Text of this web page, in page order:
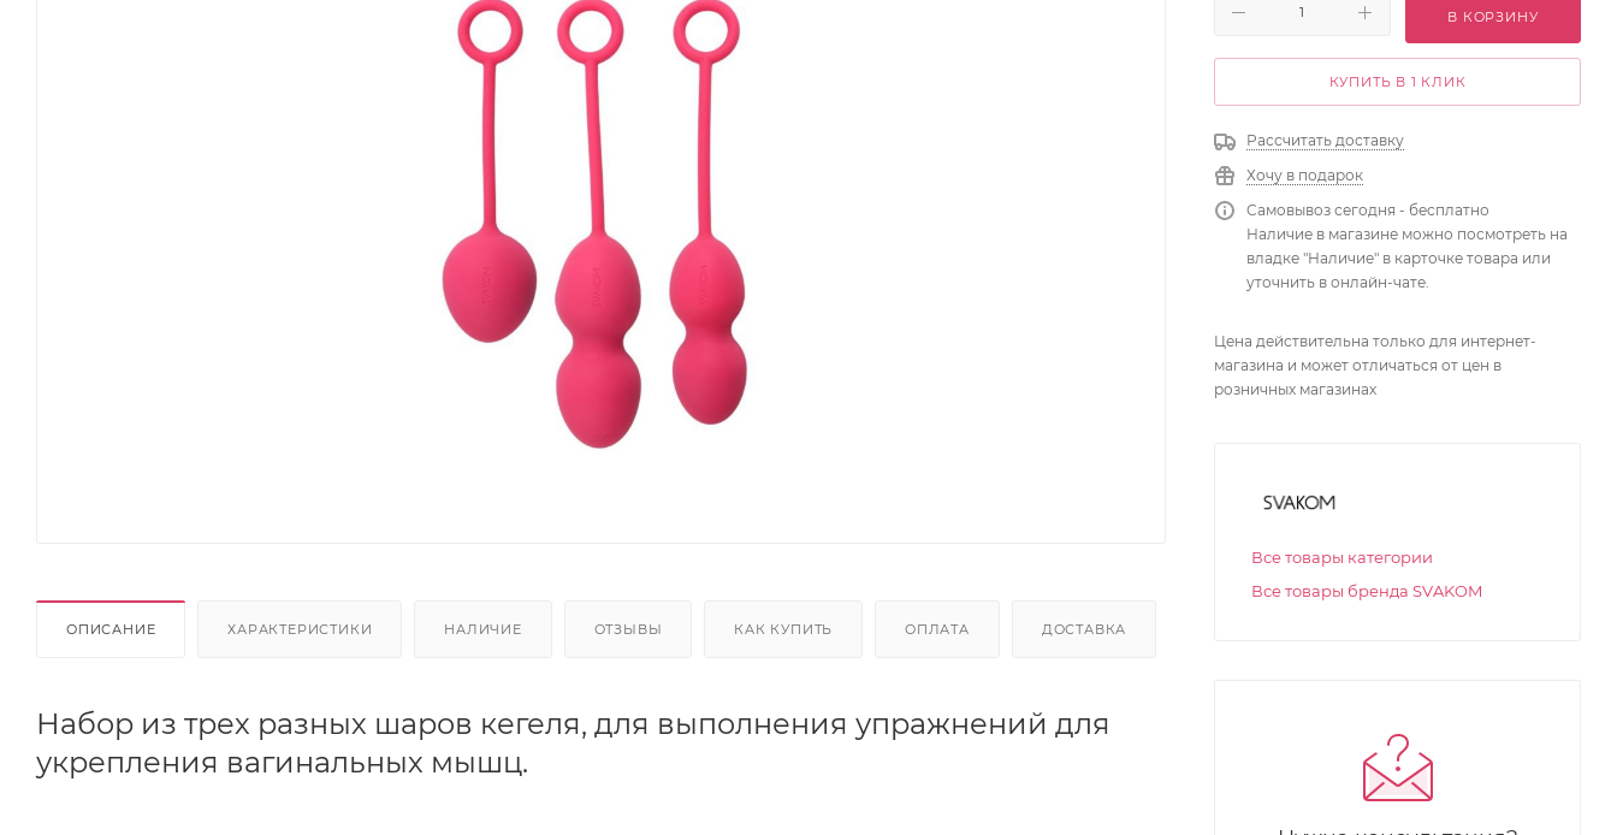
ОПИСАНИЕ ХАРАКТЕРИСТИКИ НАЛИЧИЕ ОТЗЫВЫ КАК КУПИТЬ ОПЛАТА ДОСТАВКА
Набор из трех разных шаров кегеля, для выполнения упражнений для
укрепления вагинальных мышц.
В КОРЗИНУ
КУПИТЬ В 1 КЛИК
Рассчитать доставку
Хочу в подарок
Самовывоз сегодня - бесплатно
Наличие в магазине можно посмотреть на
владке "Наличие" в карточке товара или
уточнить в онлайн-чате.
Цена действительна только для интернет-
магазина и может отличаться от цен в
розничных магазинах
Все товары категории
Все товары бренда SVAKOM